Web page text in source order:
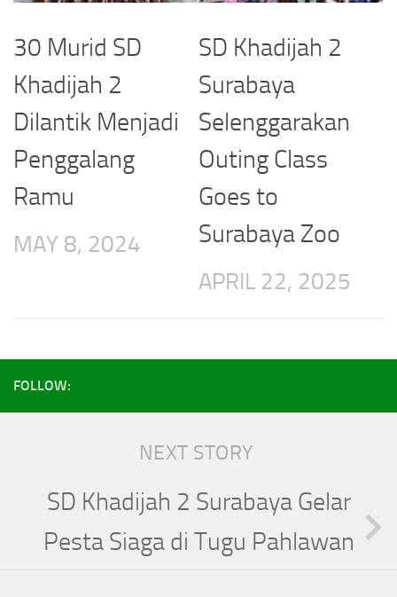
30 Murid SD
Khadijah 2
Dilantik Menjadi
Penggalang
Ramu
MAY 8, 2024
SD Khadijah 2
Surabaya
Selenggarakan
Outing Class
Goes to
Surabaya Zoo
APRIL 22, 2025
FOLLOW:
NEXT STORY
SD Khadijah 2 Surabaya Gelar
Pesta Siaga di Tugu Pahlawan